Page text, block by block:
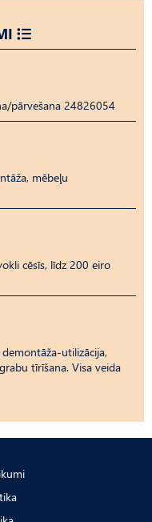
pārvešana 24826054
mēbeļu
cēsīs, līdz 200 eiro
utilizācija,
tīrīšana. Visa veida